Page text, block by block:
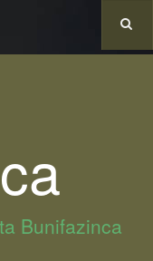
Bunifazinca